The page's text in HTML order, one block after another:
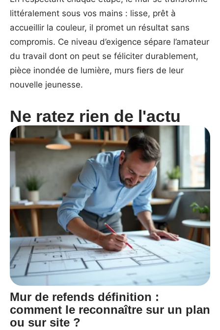
littéralement sous vos mains : lisse, prêt à
accueillir la couleur, il promet un résultat sans
compromis. Ce niveau d’exigence sépare l’amateur
du travail dont on peut se féliciter durablement,
pièce inondée de lumière, murs fiers de leur
nouvelle jeunesse.
Ne ratez rien de l'actu
Mur de refends définition :
comment le reconnaître sur un plan
ou sur site ?